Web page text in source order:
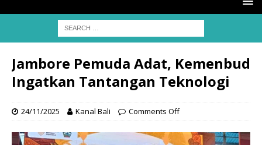
Jambore Pemuda Adat, Kemenbud
Ingatkan Tantangan Teknologi
24/11/2025 Kanal Bali Comments Off